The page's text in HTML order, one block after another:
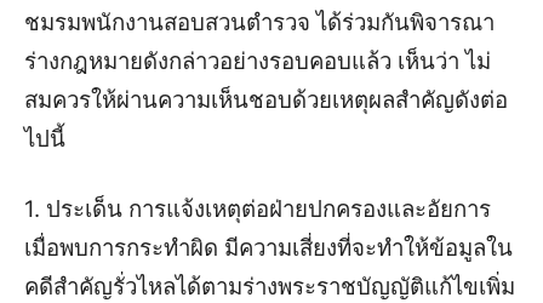
ชมรมพนักงานสอบสวนตำรวจ ได้ร่วมกันพิจารณา
ร่างกฎหมายดังกล่าวอย่างรอบคอบแล้ว เห็นว่า ไม่
สมควรให้ผ่านความเห็นชอบด้วยเหตุผลสำคัญดังต่อ
ไปนี้
1. ประเด็น การแจ้งเหตุต่อฝ่ายปกครองและอัยการ
เมื่อพบการกระทำผิด มีความเสี่ยงที่จะทำให้ข้อมูลใน
คดีสำคัญรั่วไหลได้ตามร่างพระราชบัญญัติแก้ไขเพิ่ม